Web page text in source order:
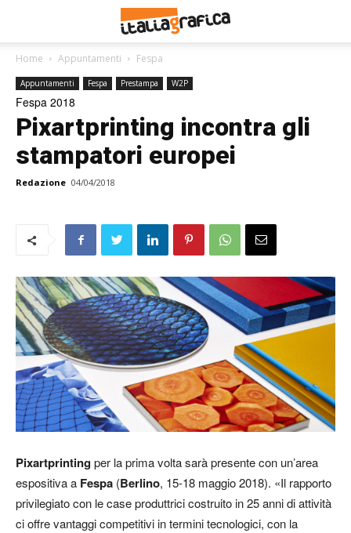
Home Appuntamenti Fespa
Appuntamenti Fespa Prestampa W2P
Fespa 2018
Pixartprinting incontra gli
stampatori europei
Redazione 04/04/2018
Pixartprintingper la prima volta sarà presente con un’area
espositiva a Fespa (Berlino, 15-18 maggio 2018). «Il rapporto
privilegiato con le case produttrici costruito in 25 anni di attività
ci offre vantaggi competitivi in termini tecnologici, con la